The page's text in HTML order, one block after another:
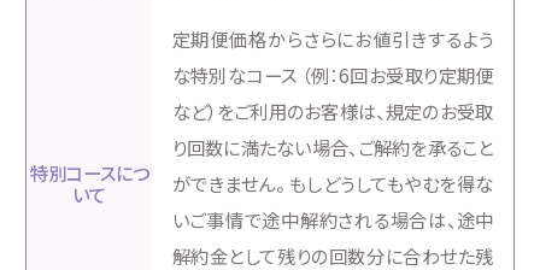
特別コースにつ
いて
定期便価格からさらにお値引きするよう
な特別なコース （例：6回お受取り定期便
など）をご利用のお客様は、規定のお受取
り回数に満たない場合、ご解約を承ること
ができません。 もしどうしてもやむを得な
いご事情で途中解約される場合は、途中
解約金として残りの回数分に合わせた残